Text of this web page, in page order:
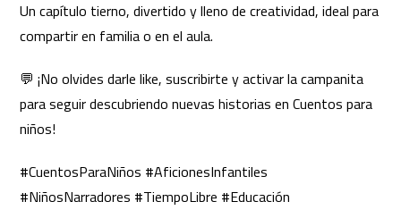
Un capítulo tierno, divertido y lleno de creatividad, ideal para
compartir en familia o en el aula.
💬 ¡No olvides darle like, suscribirte y activar la campanita
para seguir descubriendo nuevas historias en Cuentos para
niños!
#CuentosParaNiños #AficionesInfantiles
#NiñosNarradores #TiempoLibre #Educación